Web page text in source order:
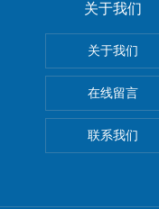
关于我们
关于我们
在线留言
联系我们